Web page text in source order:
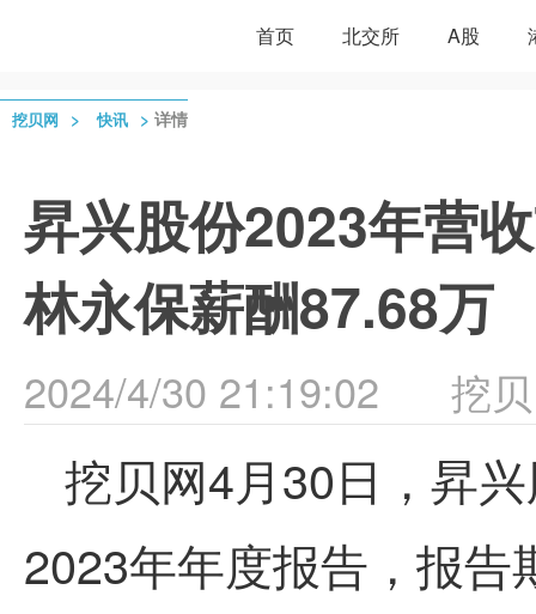
首页 北交所 A股
挖贝网 > 快讯 > 详情
昇兴股份2023年营
林永保薪酬87.68万
2024/4/30 21:19:02 挖
挖贝网4月30日， 昇
2023年年度报告，报